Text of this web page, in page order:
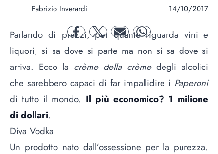
Fabrizio Inverardi 14/10/2017
facebooktwitter mail whatsapp
Parlando di prezzi, per quanto riguarda vini e
liquori, si sa dove si parte ma non si sa dove si
arriva. Ecco la crème della crèmedegli alcolici
che sarebbero capaci di far impallidire i Paperoni
di tutto il mondo. Il più economico? 1 milione
di dollari.
Diva Vodka
Un prodotto nato dall’ossessione per la purezza.